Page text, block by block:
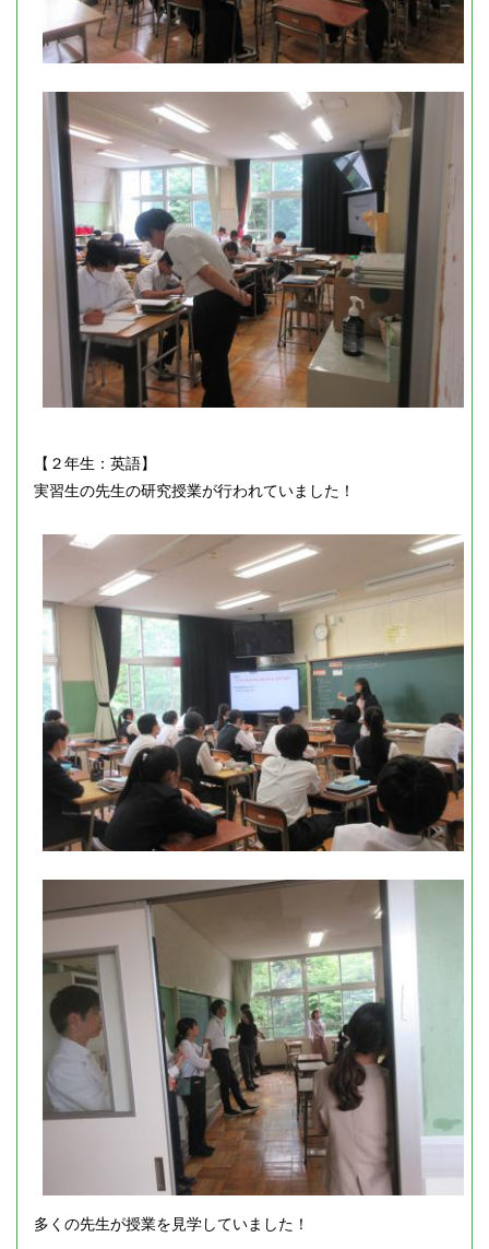
【２年生：英語】
実習生の先生の研究授業が行われていました！
多くの先生が授業を見学していました！